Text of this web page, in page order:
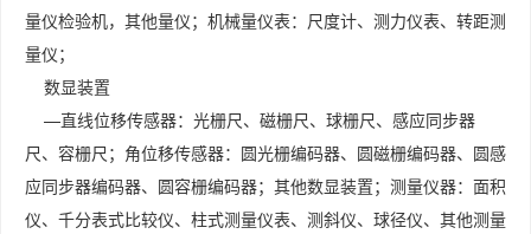
量仪检验机，其他量仪；机械量仪表：尺度计、测力仪表、转距测
量仪；
数显装置
—直线位移传感器：光栅尺、磁栅尺、球栅尺、感应同步器
尺、容栅尺；角位移传感器：圆光栅编码器、圆磁栅编码器、圆感
应同步器编码器、圆容栅编码器；其他数显装置；测量仪器：面积
仪、千分表式比较仪、柱式测量仪表、测斜仪、球径仪、其他测量